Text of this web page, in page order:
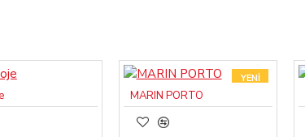
YENI
MARIN PORTO